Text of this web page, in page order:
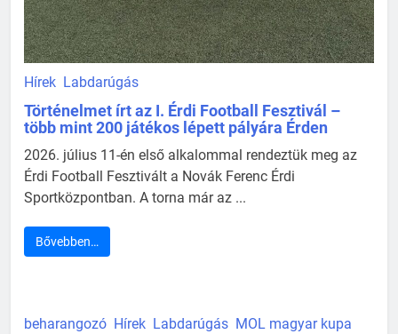
Hírek Labdarúgás
Történelmet írt az I. Érdi Football Fesztivál –
több mint 200 játékos lépett pályára Érden
2026. július 11-én első alkalommal rendeztük meg az
Érdi Football Fesztivált a Novák Ferenc Érdi
Sportközpontban. A torna már az ...
Bővebben…
beharangozó Hírek Labdarúgás MOL magyar kupa